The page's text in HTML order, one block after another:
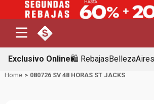
Exclusivo Online🛍️ RebajasBelleza
080726 SV 48 HORAS ST JACKS